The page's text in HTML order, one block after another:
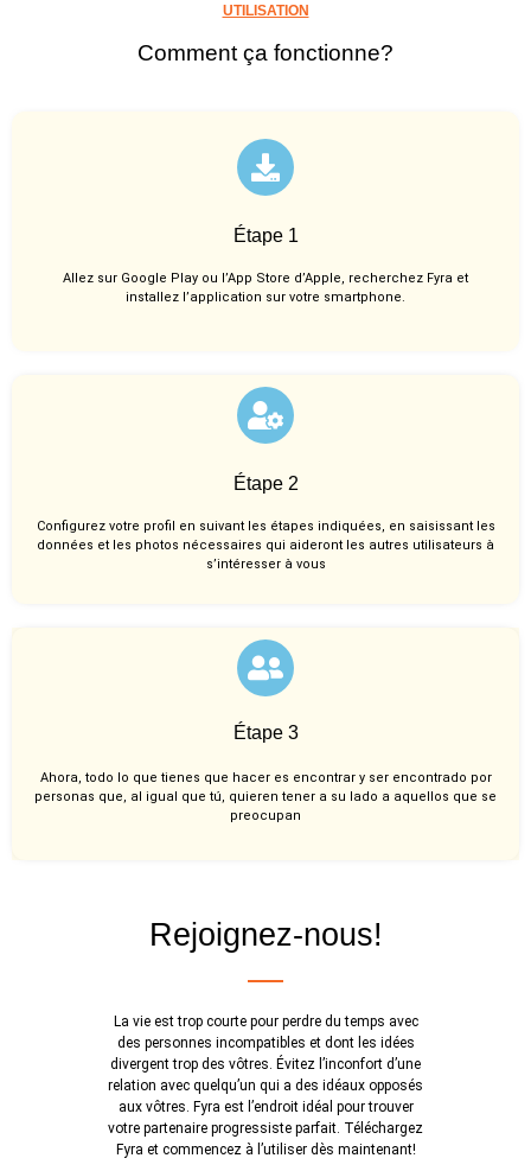
UTILISATION
Comment ça fonctionne?
Étape 1
Allez sur Google Play ou l’App Store d’Apple, recherchez Fyra et
installez l’application sur votre smartphone.
Étape 2
Configurez votre profil en suivant les étapes indiquées, en saisissant les
données et les photos nécessaires qui aideront les autres utilisateurs à
s’intéresser à vous
Étape 3
Ahora, todo lo que tienes que hacer es encontrar y ser encontrado por
personas que, al igual que tú, quieren tener a su lado a aquellos que se
preocupan
Rejoignez-nous!
La vie est trop courte pour perdre du temps avec
des personnes incompatibles et dont les idées
divergent trop des vôtres. Évitez l’inconfort d’une
relation avec quelqu’un qui a des idéaux opposés
aux vôtres. Fyra est l’endroit idéal pour trouver
votre partenaire progressiste parfait. Téléchargez
Fyra et commencez à l’utiliser dès maintenant!